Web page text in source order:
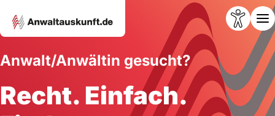
Anwalt/Anwältin gesucht?
Recht. Einfach.